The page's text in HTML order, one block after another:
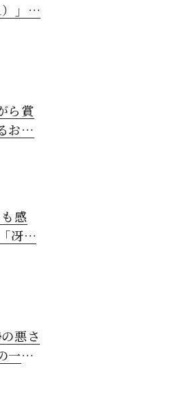
」に
猫
ら賞
お得
メ
感
冴え
を
悪さ
一
筋